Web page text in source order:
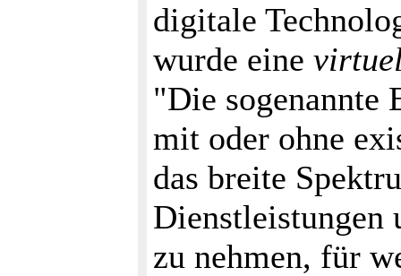
digitale
wurde eine
"Die sogenannte
mit oder ohne
das breite
Dienstleistungen
zu nehmen, für